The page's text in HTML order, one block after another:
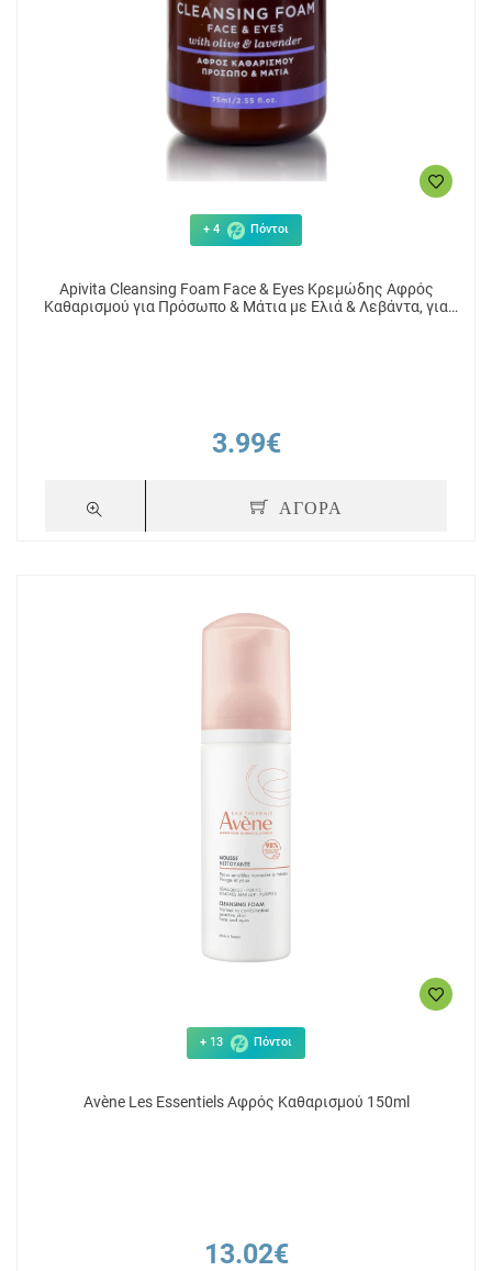
+ 4 Πόντοι
Apivita Cleansing Foam Face & Eyes Κρεμώδης Αφρός
Καθαρισμού για Πρόσωπο & Μάτια με Ελιά & Λεβάντα, για
3.99€
ΑΓΟΡΑ
+ 13 Πόντοι
Avène Les Essentiels Αφρός Καθαρισμού 150ml
13.02€